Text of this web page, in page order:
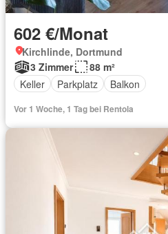
602 €/Monat
Kirchlinde, Dortmund
3 Zimmer
88 m²
Keller
Parkplatz Balkon
Vor 1 Woche, 1 Tag bei Rentola